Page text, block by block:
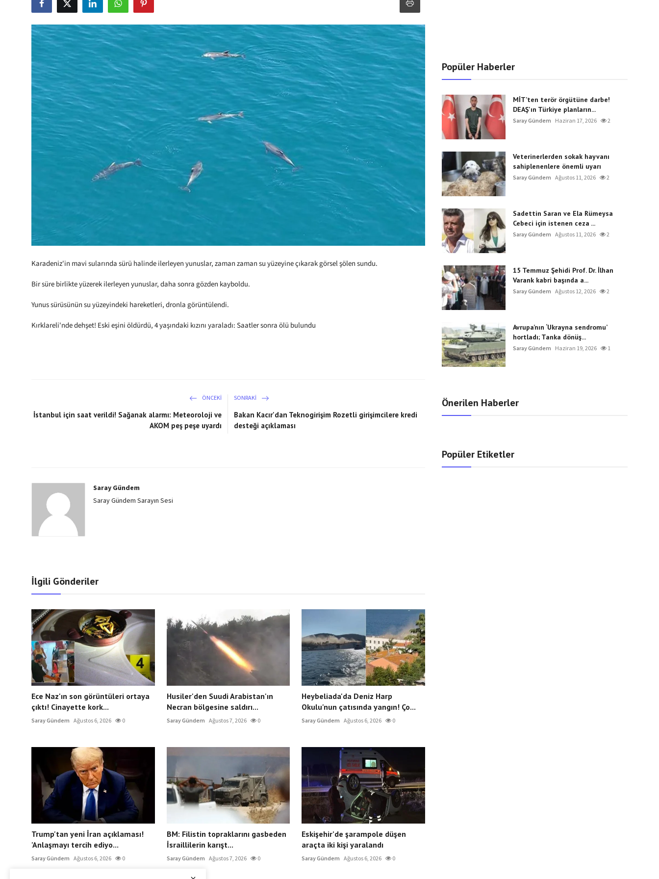
Karadeniz'in mavi sularında sürü halinde ilerleyen yunuslar, zaman zaman su yüzeyine çıkarak görsel şölen sundu.
Bir süre birlikte yüzerek ilerleyen yunuslar, daha sonra gözden kayboldu.
Yunus sürüsünün su yüzeyindeki hareketleri, dronla görüntülendi.
Kırklareli'nde dehşet! Eski eşini öldürdü, 4 yaşındaki kızını yaraladı: Saatler sonra ölü bulundu
ÖNCEKI
İstanbul için saat verildi! Sağanak alarmı: Meteoroloji ve
AKOM peş peşe uyardı
SONRAKI
Bakan Kacır'dan Teknogirişim Rozetli girişimcilere kredi
desteği açıklaması
Saray Gündem
Saray Gündem Sarayın Sesi
İlgili Gönderiler
Ece Naz'ın son görüntüleri ortaya
çıktı! Cinayette kork...
Saray Gündem Ağustos 6, 2026 0
Husiler'den Suudi Arabistan'ın
Necran bölgesine saldırı...
Saray Gündem Ağustos 7, 2026 0
Heybeliada'da Deniz Harp
Okulu'nun çatısında yangın! Ço...
Saray Gündem Ağustos 6, 2026 0
Trump'tan yeni İran açıklaması!
'Anlaşmayı tercih ediyo...
Saray Gündem Ağustos 6, 2026 0
BM: Filistin topraklarını gasbeden
İsraillilerin karışt...
Saray Gündem Ağustos 7, 2026 0
Eskişehir’de şarampole düşen
araçta iki kişi yaralandı
Saray Gündem Ağustos 6, 2026 0
Popüler Haberler
MİT’ten terör örgütüne darbe!
DEAŞ'ın Türkiye planların...
Saray Gündem Haziran 17, 2026 2
Veterinerlerden sokak hayvanı
sahiplenenlere önemli uyarı
Saray Gündem Ağustos 11, 2026 2
Sadettin Saran ve Ela Rümeysa
Cebeci için istenen ceza ...
Saray Gündem Ağustos 11, 2026 2
15 Temmuz Şehidi Prof. Dr. İlhan
Varank kabri başında a...
Saray Gündem Ağustos 12, 2026 2
Avrupa’nın ‘Ukrayna sendromu’
hortladı; Tanka dönüş...
Saray Gündem Haziran 19, 2026 1
Önerilen Haberler
Popüler Etiketler